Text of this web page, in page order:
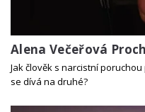
Alena Večeřová
Jak člověk s narcistní
se dívá na druhé?